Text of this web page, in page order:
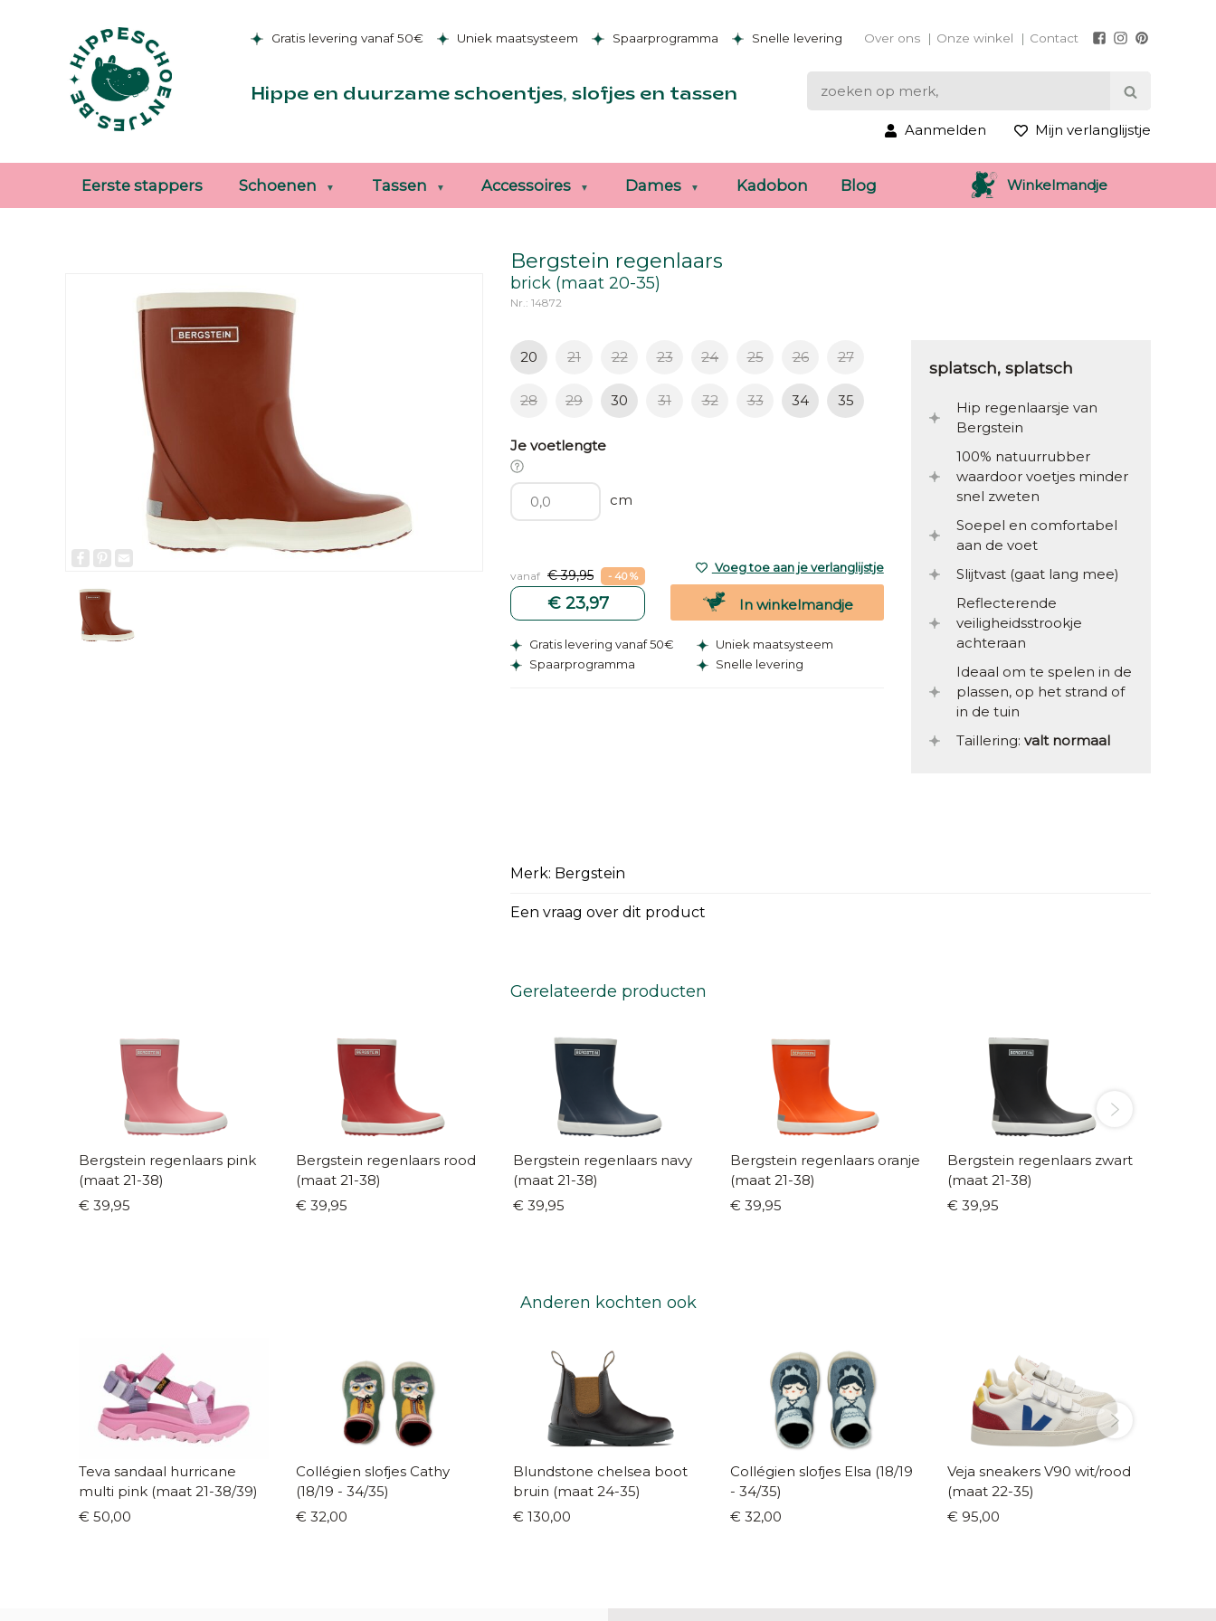
Gratis levering vanaf 50€ Uniek maatsysteem Spaarprogramma Snelle levering Over ons Onze winkel Contact
Hippe en duurzame schoentjes, slofjes en tassen
Aanmelden Mijn verlanglijstje
Eerste stappers Schoenen Tassen Accessoires Dames Kadobon Blog Winkelmandje
Bergstein regenlaars
Facebook
Pinterest
brick (maat 20-35)
Nr.: 14872
20 21 22 23 24 25 26 27
28 29 30 31 32 33 34 35
Je voetlengte
cm
vanaf € 39,95 - 40 %
€ 23,97
Voeg toe aan je verlanglijstje
In winkelmandje
Gratis levering vanaf 50€
Uniek maatsysteem
Spaarprogramma
Snelle levering
splatsch, splatsch
Hip regenlaarsje van
Bergstein
100% natuurrubber
waardoor voetjes minder
snel zweten
Soepel en comfortabel
aan de voet
Slijtvast (gaat lang mee)
Reflecterende
veiligheidsstrookje
achteraan
Ideaal om te spelen in de
plassen, op het strand of
in de tuin
Taillering: valt normaal
Merk: Bergstein
Een vraag over dit product
Gerelateerde producten
Bergstein regenlaars pink
(maat 21-38)
€ 39,95
Bergstein regenlaars rood
(maat 21-38)
€ 39,95
Bergstein regenlaars navy
(maat 21-38)
€ 39,95
Bergstein regenlaars oranje
(maat 21-38)
€ 39,95
Bergstein regenlaars zwart
(maat 21-38)
€ 39,95
Anderen kochten ook
Teva sandaal hurricane
multi pink (maat 21-38/39)
€ 50,00
Collégien slofjes Cathy
(18/19 - 34/35)
€ 32,00
Blundstone chelsea boot
bruin (maat 24-35)
€ 130,00
Collégien slofjes Elsa (18/19
- 34/35)
€ 32,00
Veja sneakers V90 wit/rood
(maat 22-35)
€ 95,00